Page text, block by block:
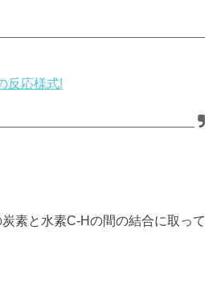
反応様式!
素と水素C-Hの間の結合に取って